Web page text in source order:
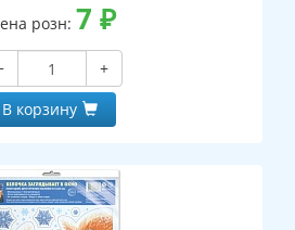
розн: 7 ₽
+
В корзину